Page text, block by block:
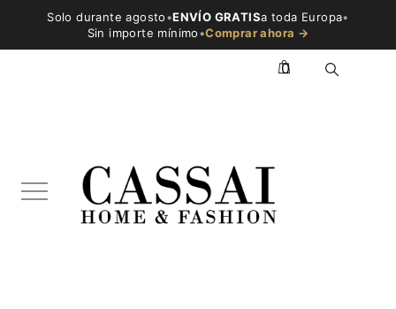
Solo durante agosto•ENVÍO GRATISa toda Europa•
Sin importe mínimo•Comprar ahora →
0